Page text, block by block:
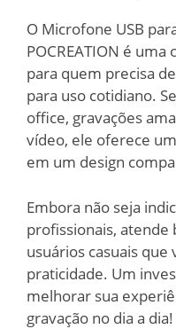
O Microfone USB
POCREATION é
para quem precisa
para uso cotidiano.
office, gravações
vídeo, ele oferece
em um design
Embora não seja
profissionais, atende
usuários casuais
praticidade. Um
melhorar sua
gravação no dia a dia!